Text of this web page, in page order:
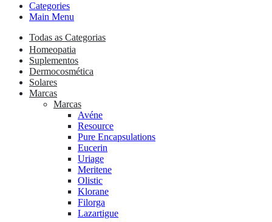
Categories
Main Menu
Todas as Categorias
Homeopatia
Suplementos
Dermocosmética
Solares
Marcas
Marcas
Avéne
Resource
Pure Encapsulations
Eucerin
Uriage
Meritene
Olistic
Klorane
Filorga
Lazartigue